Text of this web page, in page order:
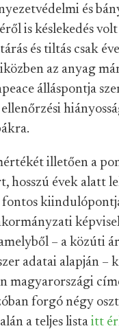
és
is késlekedés
és tiltás csak
az anyag
álláspontja
illetően a
hosszú évek alatt
– a közúti
adatai alapján –
magyarországi
forgó négy
a teljes listaitt